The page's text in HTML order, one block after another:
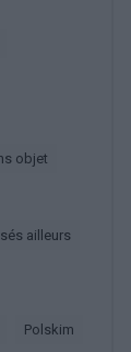
objet
ailleurs
polskim